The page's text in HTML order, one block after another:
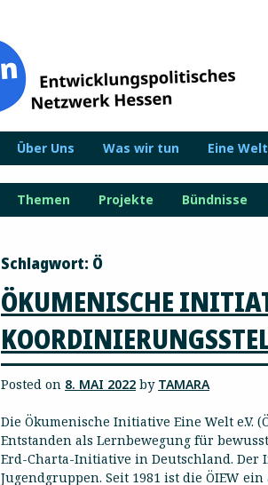
Über Uns Was wir tun Eine
Themen Projekte Bündnisse
Schlagwort: Ö
ÖKUMENISCHE
Posted on 8. MAI 2022 by TAMARA
Die Ökumenische Initiative Eine Welt e.V.
Entstanden als Lernbewegung für
Erd-Charta-Initiative in Deutschland. Der
Jugendgruppen. Seit 1981 ist die ÖIEW